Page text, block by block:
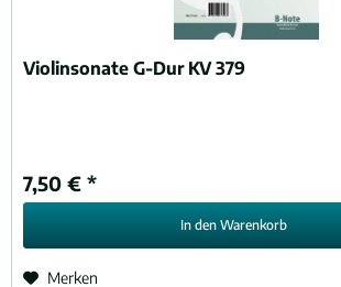
Violinsonate G-Dur KV 379
7,50 € *
In den Warenkorb
Merken